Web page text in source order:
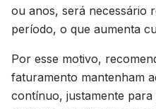
ou anos, será necessário
período, o que aumenta
Por esse motivo,
faturamento mantenham
contínuo, justamente